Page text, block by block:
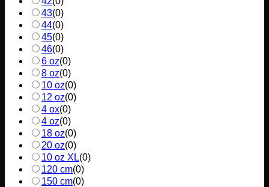
43(0)
44(0)
45(0)
46(0)
6 oz(0)
8 oz(0)
10 oz(0)
12 oz(0)
4 ox(0)
4 oz(0)
18 oz(0)
20 oz(0)
10 oz XL(0)
120 cm(0)
150 cm(0)